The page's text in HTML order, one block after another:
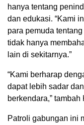
hanya tentang
dan edukasi. “Kami
para pemuda
tidak hanya
lain di sekitarnya.”
“Kami berharap
dapat lebih sadar
berkendara,”
Patroli gabungan ini